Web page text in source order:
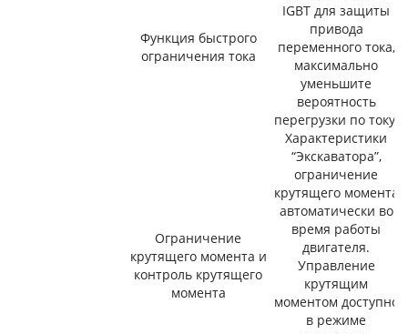
Функция быстрого
ограничения тока
IGBT для защиты
привода
переменного тока,
максимально
уменьшите
вероятность
перегрузки по току.
Ограничение
крутящего момента и
контроль крутящего
момента
Характеристики
“Экскаватора”,
ограничение
крутящего момента
автоматически во
время работы
двигателя.
Управление
крутящим
моментом доступно
в режиме